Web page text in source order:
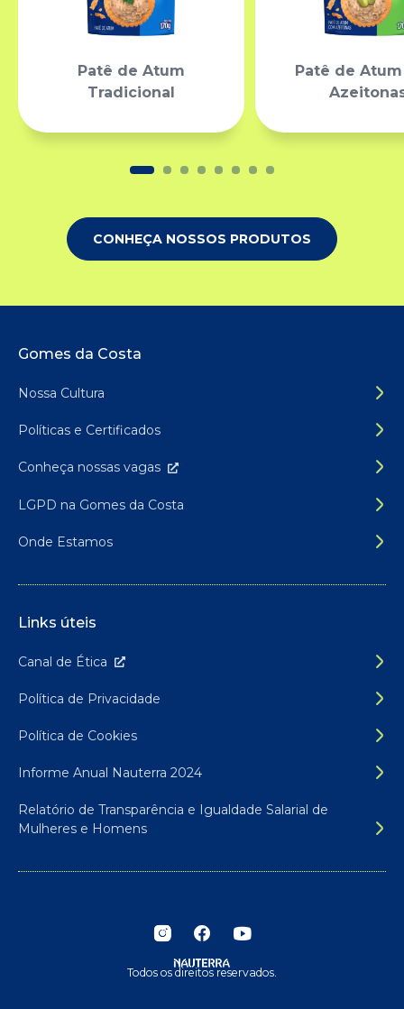
Patê de Atum
Tradicional
Patê de
CONHEÇA NOSSOS PRODUTOS
Rodapé do site
Gomes da Costa
Nossa Cultura
Políticas e Certificados
Conheça nossas vagas
LGPD na Gomes da Costa
Onde Estamos
Links úteis
Canal de Ética
Política de Privacidade
Política de Cookies
Informe Anual Nauterra 2024
Relatório de Transparência e Igualdade Salarial de
Mulheres e Homens
Todos os direitos reservados.